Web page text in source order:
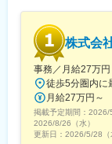
株式会
事務／月給27万
月給27万円～
掲載予定期間： 2026/
2026/8/26（水）
更新日： 2026/5/28（